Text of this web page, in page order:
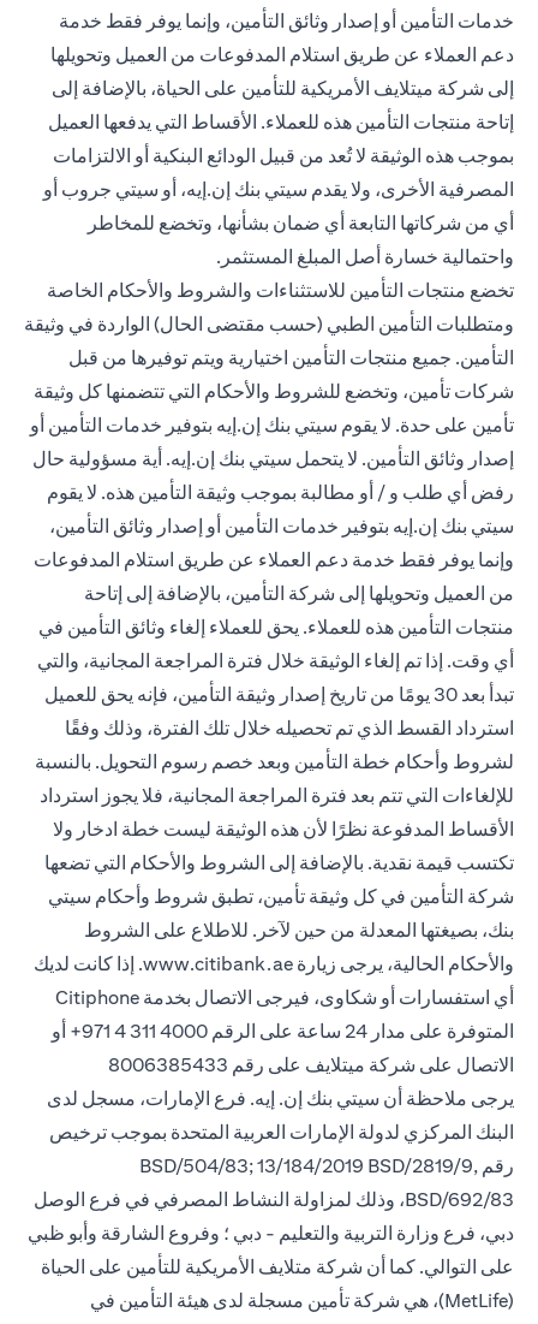
خدمات التأمين أو إصدار وثائق التأمين، وإنما يوفر فقط خدمة
دعم العملاء عن طريق استلام المدفوعات من العميل وتحويلها
إلى شركة ميتلايف الأمريكية للتأمين على الحياة، بالإضافة إلى
إتاحة منتجات التأمين هذه للعملاء. الأقساط التي يدفعها العميل
بموجب هذه الوثيقة لا تُعد من قبيل الودائع البنكية أو الالتزامات
المصرفية الأخرى، ولا يقدم سيتي بنك إن.إيه، أو سيتي جروب أو
أي من شركاتها التابعة أي ضمان بشأنها، وتخضع للمخاطر
واحتمالية خسارة أصل المبلغ المستثمر.
تخضع منتجات التأمين للاستثناءات والشروط والأحكام الخاصة
ومتطلبات التأمين الطبي (حسب مقتضى الحال) الواردة في وثيقة
التأمين. جميع منتجات التأمين اختيارية ويتم توفيرها من قبل
شركات تأمين، وتخضع للشروط والأحكام التي تتضمنها كل وثيقة
تأمين على حدة. لا يقوم سيتي بنك إن.إيه بتوفير خدمات التأمين أو
إصدار وثائق التأمين. لا يتحمل سيتي بنك إن.إيه. أية مسؤولية حال
رفض أي طلب و / أو مطالبة بموجب وثيقة التأمين هذه. لا يقوم
سيتي بنك إن.إيه بتوفير خدمات التأمين أو إصدار وثائق التأمين،
وإنما يوفر فقط خدمة دعم العملاء عن طريق استلام المدفوعات
من العميل وتحويلها إلى شركة التأمين، بالإضافة إلى إتاحة
منتجات التأمين هذه للعملاء. يحق للعملاء إلغاء وثائق التأمين في
أي وقت. إذا تم إلغاء الوثيقة خلال فترة المراجعة المجانية، والتي
تبدأ بعد 30 يومًا من تاريخ إصدار وثيقة التأمين، فإنه يحق للعميل
استرداد القسط الذي تم تحصيله خلال تلك الفترة، وذلك وفقًا
لشروط وأحكام خطة التأمين وبعد خصم رسوم التحويل. بالنسبة
للإلغاءات التي تتم بعد فترة المراجعة المجانية، فلا يجوز استرداد
الأقساط المدفوعة نظرًا لأن هذه الوثيقة ليست خطة ادخار ولا
تكتسب قيمة نقدية. بالإضافة إلى الشروط والأحكام التي تضعها
شركة التأمين في كل وثيقة تأمين، تطبق شروط وأحكام سيتي
بنك، بصيغتها المعدلة من حين لآخر. للاطلاع على الشروط
والأحكام الحالية، يرجى زيارة www.citibank.ae. إذا كانت لديك
أي استفسارات أو شكاوى، فيرجى الاتصال بخدمة Citiphone
المتوفرة على مدار 24 ساعة على الرقم 4000 311 4 971+ أو
الاتصال على شركة ميتلايف على رقم 8006385433
يرجى ملاحظة أن سيتي بنك إن. إيه. فرع الإمارات، مسجل لدى
البنك المركزي لدولة الإمارات العربية المتحدة بموجب ترخيص
رقم BSD/504/83; 13/184/2019 BSD/2819/9,
BSD/692/83، وذلك لمزاولة النشاط المصرفي في فرع الوصل
دبي، فرع وزارة التربية والتعليم - دبي ؛ وفروع الشارقة وأبو ظبي
على التوالي. كما أن شركة متلايف الأمريكية للتأمين على الحياة
(MetLife)، هي شركة تأمين مسجلة لدى هيئة التأمين في